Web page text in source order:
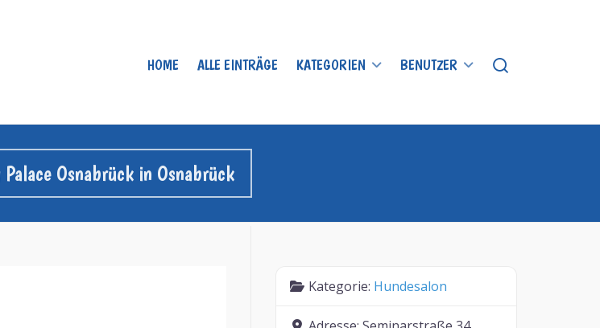
HOME ALLE EINTRÄGE KATEGORIEN BENUTZER
Osnabrück in Osnabrück
Kategorie: Hundesalon